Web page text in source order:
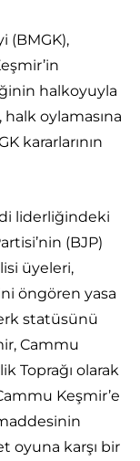
(BMGK),
halkoyuyla
oylamasına
kararlarının
liderliğindeki
(BJP)
üyeleri,
öngören yasa
statüsünü
Cammu
Toprağı olarak
Keşmir’e
oyuna karşı bir